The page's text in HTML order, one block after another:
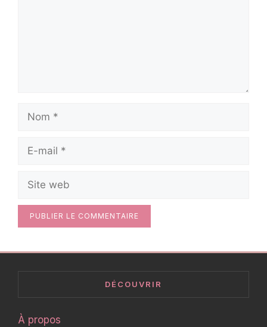
Nom
Site
web
DÉCOUVRIR
À propos